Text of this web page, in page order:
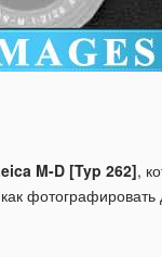
M-D [Typ 262],